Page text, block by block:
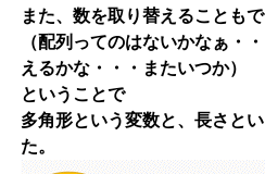
また、数を取り替えることもで
（配列ってのはないかなぁ・
えるかな・・・またいつか）
ということで
多角形という変数と、長さと
た。